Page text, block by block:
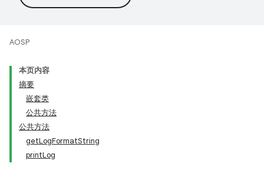
AOSP
本页内容
摘要
嵌套类
公共方法
公共方法
getLogFormatString
printLog